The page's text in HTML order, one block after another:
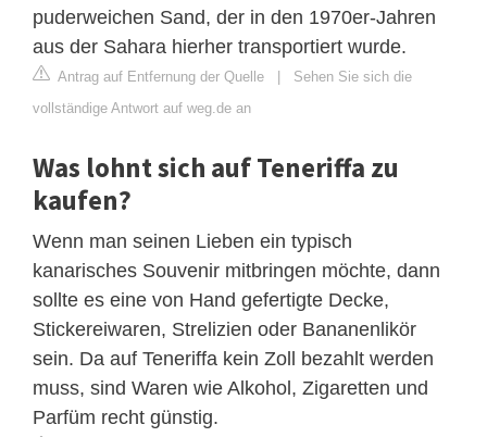
puderweichen Sand, der in den 1970er-Jahren
aus der Sahara hierher transportiert wurde.
Antrag auf Entfernung der Quelle | Sehen Sie sich die
vollständige Antwort auf weg.de an
Was lohnt sich auf Teneriffa zu
kaufen?
Wenn man seinen Lieben ein typisch
kanarisches Souvenir mitbringen möchte, dann
sollte es eine von Hand gefertigte Decke,
Stickereiwaren, Strelizien oder Bananenlikör
sein. Da auf Teneriffa kein Zoll bezahlt werden
muss, sind Waren wie Alkohol, Zigaretten und
Parfüm recht günstig.